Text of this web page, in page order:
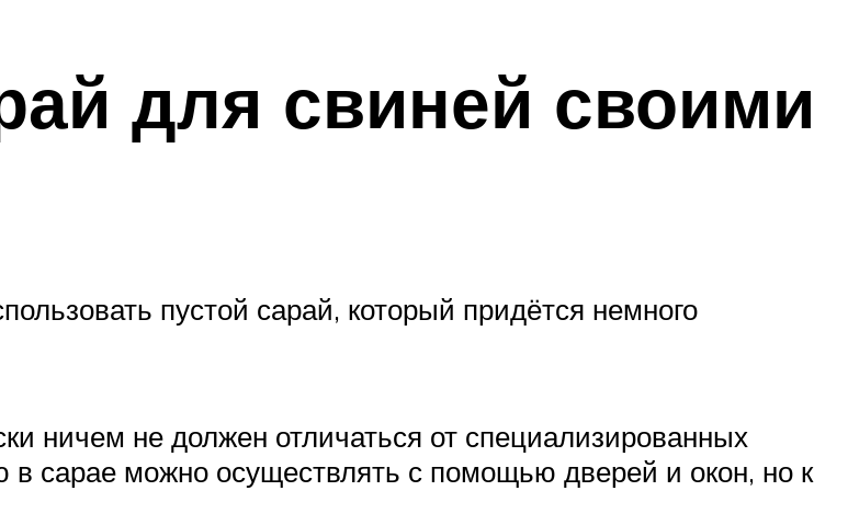
для свиней своими
пустой сарай, который придётся немного
ничем не должен отличаться от специализированных
в сарае можно осуществлять с помощью дверей и окон, но к